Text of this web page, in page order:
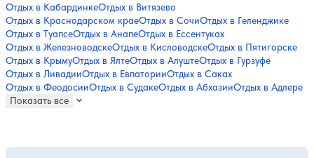
Отдых в КабардинкеОтдых в Витязево
Отдых в Краснодарском краеОтдых в СочиОтдых в Геленджике
Отдых в ТуапсеОтдых в АнапеОтдых в Ессентуках
Отдых в ЖелезноводскеОтдых в КисловодскеОтдых в Пятигорске
Отдых в КрымуОтдых в ЯлтеОтдых в АлуштеОтдых в Гурзуфе
Отдых в ЛивадииОтдых в ЕвпаторииОтдых в Саках
Отдых в ФеодосииОтдых в СудакеОтдых в АбхазииОтдых в Адлере
Показать все